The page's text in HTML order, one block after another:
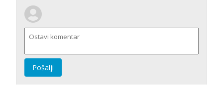
Pošalji